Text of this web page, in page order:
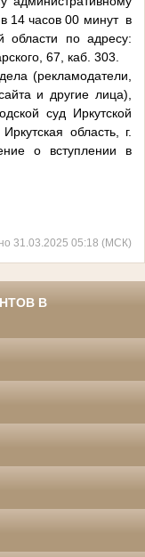
14 часов 00 минут в
области по адресу:
67, каб. 303.
(рекламодатели,
и другие лица),
суд Иркутской
область, г.
о вступлении в
31.03.2025 05:18 (МСК)
В